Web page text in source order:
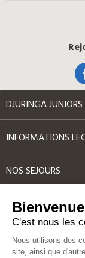
DJURINGA JUNIORS
INFORMATIONS
NOS SEJOURS
AUTRES
Label Qualité
C'est nous les
Nous utilisons des
site, ainsi que